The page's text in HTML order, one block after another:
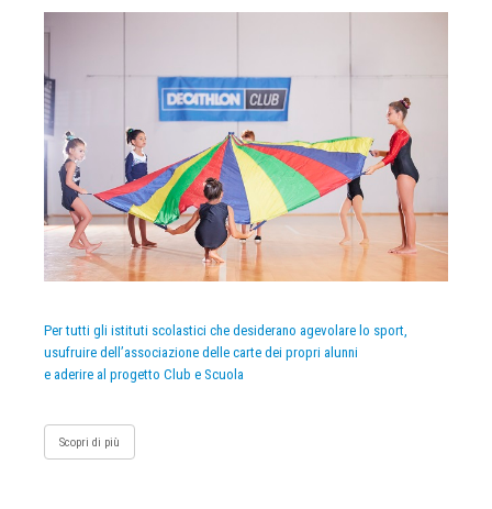
Per tutti gli istituti scolastici che desiderano agevolare lo sport,
usufruire dell’associazione delle carte dei propri alunni
e aderire al progetto Club e Scuola
Scopri di più